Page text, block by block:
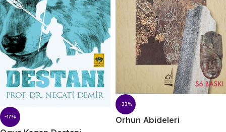
-17%
-33%
Orhun Abideleri